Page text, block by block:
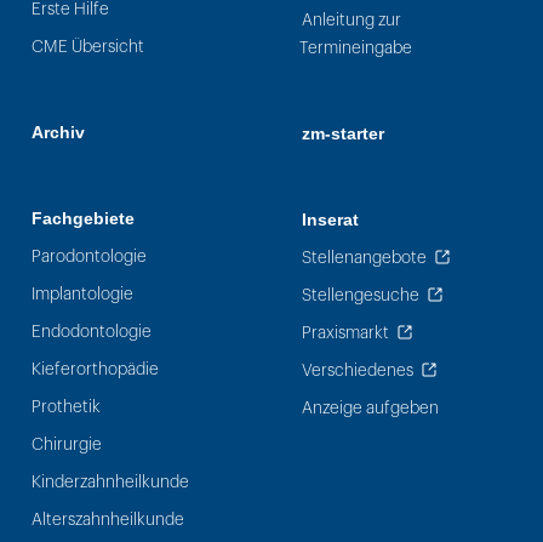
Erste Hilfe
CME Übersicht
Archiv
Fachgebiete
Parodontologie
Implantologie
Endodontologie
Kieferorthopädie
Prothetik
Chirurgie
Kinderzahnheilkunde
Alterszahnheilkunde
Anleitung zur
Termineingabe
zm-starter
Inserat
Stellenangebote
Stellengesuche
Praxismarkt
Verschiedenes
Anzeige aufgeben